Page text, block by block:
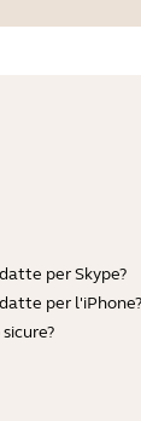
per Skype?
per l'iPhone?